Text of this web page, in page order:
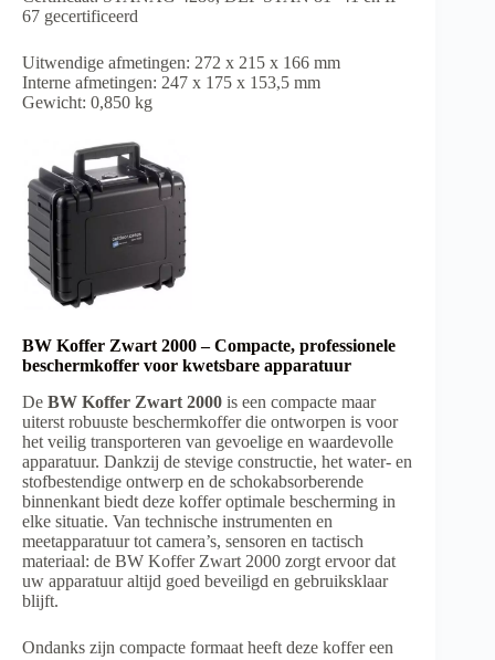
67 gecertificeerd
Uitwendige afmetingen: 272 x 215 x 166 mm
Interne afmetingen: 247 x 175 x 153,5 mm
Gewicht: 0,850 kg
BW Koffer Zwart 2000 – Compacte, professionele
beschermkoffer voor kwetsbare apparatuur
De BW Koffer Zwart 2000 is een compacte maar
uiterst robuuste beschermkoffer die ontworpen is voor
het veilig transporteren van gevoelige en waardevolle
apparatuur. Dankzij de stevige constructie, het water- en
stofbestendige ontwerp en de schokabsorberende
binnenkant biedt deze koffer optimale bescherming in
elke situatie. Van technische instrumenten en
meetapparatuur tot camera’s, sensoren en tactisch
materiaal: de BW Koffer Zwart 2000 zorgt ervoor dat
uw apparatuur altijd goed beveiligd en gebruiksklaar
blijft.
Ondanks zijn compacte formaat heeft deze koffer een